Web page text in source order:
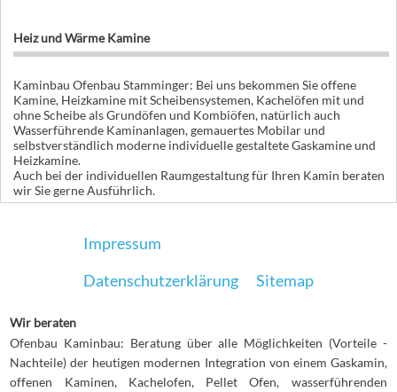
Heiz und Wärme Kamine
Kaminbau Ofenbau Stamminger: Bei uns bekommen Sie offene
Kamine, Heizkamine mit Scheibensystemen, Kachelöfen mit und
ohne Scheibe als Grundöfen und Kombiöfen, natürlich auch
Wasserführende Kaminanlagen, gemauertes Mobilar und
selbstverständlich moderne individuelle gestaltete Gaskamine und
Heizkamine.
Auch bei der individuellen Raumgestaltung für Ihren Kamin beraten
wir Sie gerne Ausführlich.
Impressum
Datenschutzerklärung
Sitemap
Wir beraten
Ofenbau Kaminbau: Beratung über alle Möglichkeiten (Vorteile -
Nachteile) der heutigen modernen Integration von einem Gaskamin,
offenen Kaminen, Kachelofen, Pellet Ofen, wasserführenden